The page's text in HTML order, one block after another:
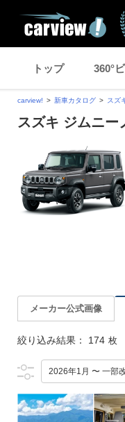
トップ 360°
carview! 新車カタログ スズ
スズキ ジムニー
メーカー公式画像
絞り込み結果： 174 枚
2026年1月 〜 一部